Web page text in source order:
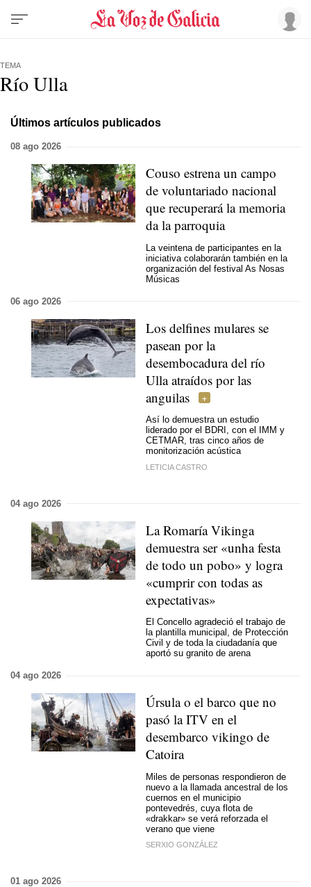
TEMA
Río Ulla
Últimos artículos publicados
08 ago 2026
Couso estrena un campo
de voluntariado nacional
que recuperará la memoria
da la parroquia
La veintena de participantes en la
iniciativa colaborarán también en la
organización del festival As Nosas
Músicas
06 ago 2026
Los delfines mulares se
pasean por la
desembocadura del río
Ulla atraídos por las
anguilas
Así lo demuestra un estudio
liderado por el BDRI, con el IMM y
CETMAR, tras cinco años de
monitorización acústica
LETICIA CASTRO
04 ago 2026
La Romaría Vikinga
demuestra ser «unha festa
de todo un pobo» y logra
«cumprir con todas as
expectativas»
El Concello agradeció el trabajo de
la plantilla municipal, de Protección
Civil y de toda la ciudadanía que
aportó su granito de arena
04 ago 2026
Úrsula o el barco que no
pasó la ITV en el
desembarco vikingo de
Catoira
Miles de personas respondieron de
nuevo a la llamada ancestral de los
cuernos en el municipio
pontevedrés, cuya flota de
«drakkar» se verá reforzada el
verano que viene
SERXIO GONZÁLEZ
01 ago 2026